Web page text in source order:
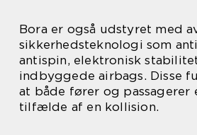
Bora er også udstyret med
sikkerhedsteknologi som
antispin, elektronisk
indbyggede airbags. Disse
at både fører og passagerer
tilfælde af en kollision.